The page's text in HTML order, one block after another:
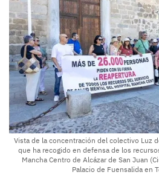
Vista de la concentración del colectivo Luz
que ha recogido en defensa de los
Mancha Centro de Alcázar de San Juan
Palacio de Fuensalida en